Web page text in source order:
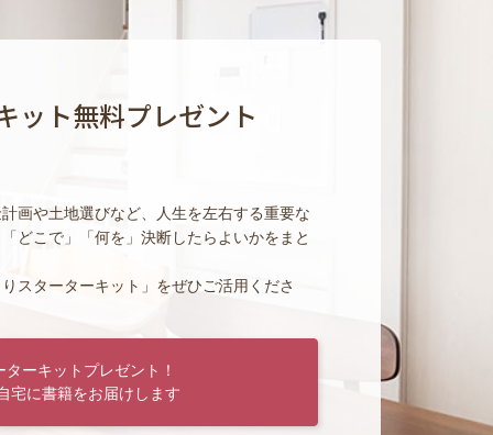
ット無料プレゼント
画や土地選びなど、人生を左右する重要な
どこで」「何を」決断したらよいかをまと
スターターキット」をぜひご活用くださ
ーキットプレゼント！
宅に書籍をお届けします